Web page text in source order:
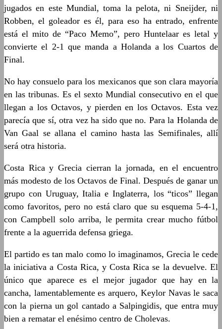
jugados en este Mundial, toma la pelota, ni Sneijder, ni
Robben, el goleador es él, para eso ha entrado, enfrente
está el mito de “Paco Memo”, pero Huntelaar es letal y
convierte el 2-1 que manda a Holanda a los Cuartos de
Final.
No hay consuelo para los mexicanos que son clara mayoría
en las tribunas. Es el sexto Mundial consecutivo en el que
llegan a los Octavos, y pierden en los Octavos. Esta vez
parecía que sí, otra vez ha sido que no. Para la Holanda de
Van Gaal se allana el camino hasta las Semifinales, allí
será otra historia.
Costa Rica y Grecia cierran la jornada, en el encuentro
más modesto de los Octavos de Final. Después de ganar un
grupo con Uruguay, Italia e Inglaterra, los “ticos” llegan
como favoritos, pero no está claro que su esquema 5-4-1,
con Campbell solo arriba, le permita crear mucho fútbol
frente a la aguerrida defensa griega.
El partido es tan malo como lo imaginamos, Grecia le cede
la iniciativa a Costa Rica, y Costa Rica se la devuelve. El
único que aparece es el mejor jugador que hay en la
cancha, lamentablemente es arquero, Keylor Navas le saca
con la pierna un gol cantado a Salpingidis, que entra muy
bien a rematar el enésimo centro de Cholevas.